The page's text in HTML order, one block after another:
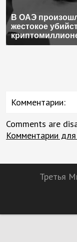
В ОАЭ
жестокое
Комментарии:
Comments are
Комментарии
Третья